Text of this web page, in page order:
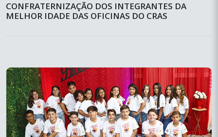
CONFRATERNIZAÇÃO DOS INTEGRANTES DA
MELHOR IDADE DAS OFICINAS DO CRAS